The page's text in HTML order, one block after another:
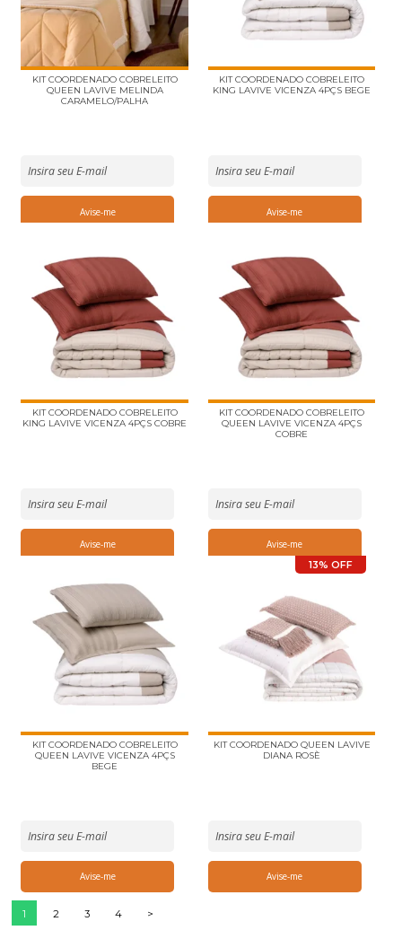
KIT COORDENADO COBRELEITO
QUEEN LAVIVE MELINDA
CARAMELO/PALHA
KIT COORDENADO COBRELEITO
KING LAVIVE VICENZA 4PÇS BEGE
KIT COORDENADO COBRELEITO
KING LAVIVE VICENZA 4PÇS COBRE
KIT COORDENADO COBRELEITO
QUEEN LAVIVE VICENZA 4PÇS
COBRE
KIT COORDENADO COBRELEITO
QUEEN LAVIVE VICENZA 4PÇS
BEGE
13% OFF
KIT COORDENADO QUEEN LAVIVE
DIANA ROSÈ
1 2 3 4 >